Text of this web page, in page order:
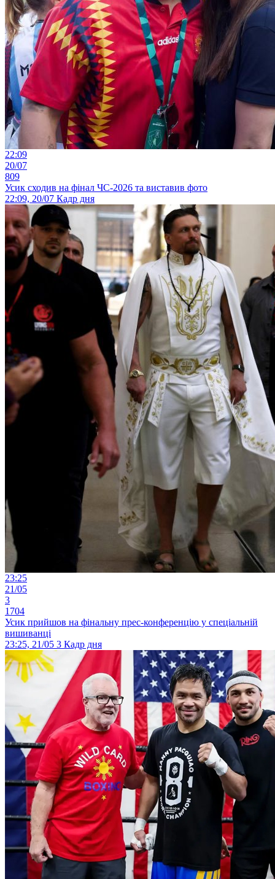
22:09
20/07
809
Усик сходив на фінал ЧС-2026 та виставив фото
22:09, 20/07 Кадр дня
23:25
21/05
3
1704
Усик прийшов на фінальну прес-конференцію у спеціальній
вишиванці
23:25, 21/05 3 Кадр дня